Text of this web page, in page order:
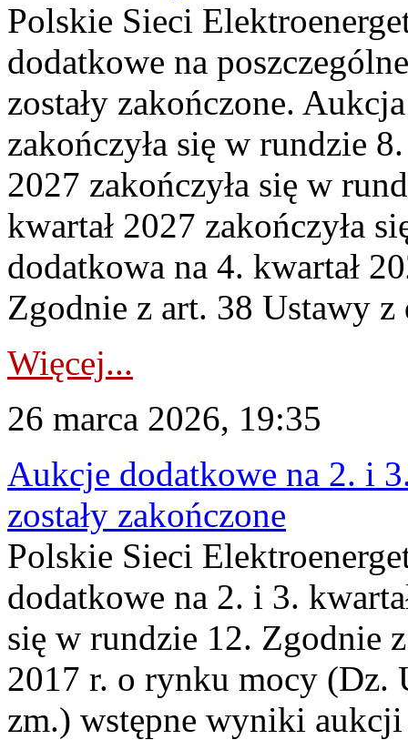
Polskie Sieci
dodatkowe na
zostały zakończone.
zakończyła się w rundzie
2027 zakończyła się w
kwartał 2027 zakończyła
dodatkowa na 4. kwartał
Zgodnie z art. 38 Ustawy
Więcej...
26 marca 2026, 19:35
Aukcje dodatkowe na 2. i
zostały zakończone
Polskie Sieci
dodatkowe na 2. i 3.
się w rundzie 12. Zgodnie
2017 r. o rynku mocy (Dz.
zm.) wstępne wyniki